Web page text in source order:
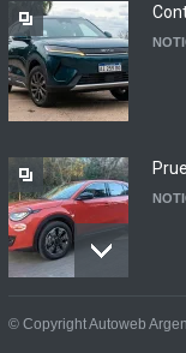
© Copyright Autoweb